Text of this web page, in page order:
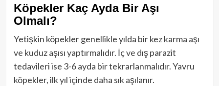
Köpekler Kaç Ayda Bir Aşı
Olmalı?
Yetişkin köpekler genellikle yılda bir kez karma aşı
ve kuduz aşısı yaptırmalıdır. İç ve dış parazit
tedavileri ise 3-6 ayda bir tekrarlanmalıdır. Yavru
köpekler, ilk yıl içinde daha sık aşılanır.